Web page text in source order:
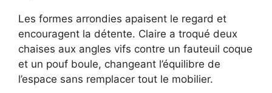
Les formes arrondies apaisent le regard et
encouragent la détente. Claire a troqué deux
chaises aux angles vifs contre un fauteuil coque
et un pouf boule, changeant l’équilibre de
l’espace sans remplacer tout le mobilier.